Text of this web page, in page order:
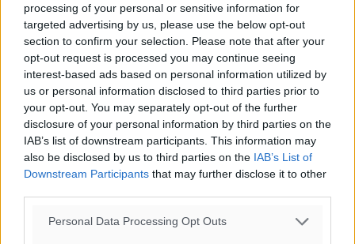
processing of your personal or sensitive information for
targeted advertising by us, please use the below opt-out
section to confirm your selection. Please note that after your
opt-out request is processed you may continue seeing
interest-based ads based on personal information utilized by
us or personal information disclosed to third parties prior to
your opt-out. You may separately opt-out of the further
disclosure of your personal information by third parties on the
IAB’s list of downstream participants. This information may
also be disclosed by us to third parties on the IAB’s List of
Downstream Participants that may further disclose it to other
Personal Data Processing Opt Outs
0
ΣΧΕΤΙΚΆ
Βαϊος Καλοπήτας: «Η συνάντηση με τον πρωθυπουργό και η
Βαίος Καλοπήτας: Έργα με ευθύνη και αποτελέσματα